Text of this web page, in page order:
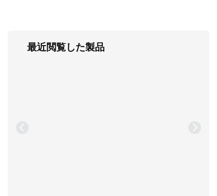
最近閲覧した製品